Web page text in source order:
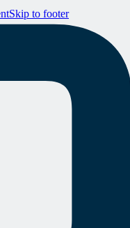
Skip to footer